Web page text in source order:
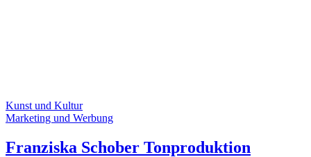
Kunst und Kultur
Marketing und Werbung
Franziska Schober Tonproduktion